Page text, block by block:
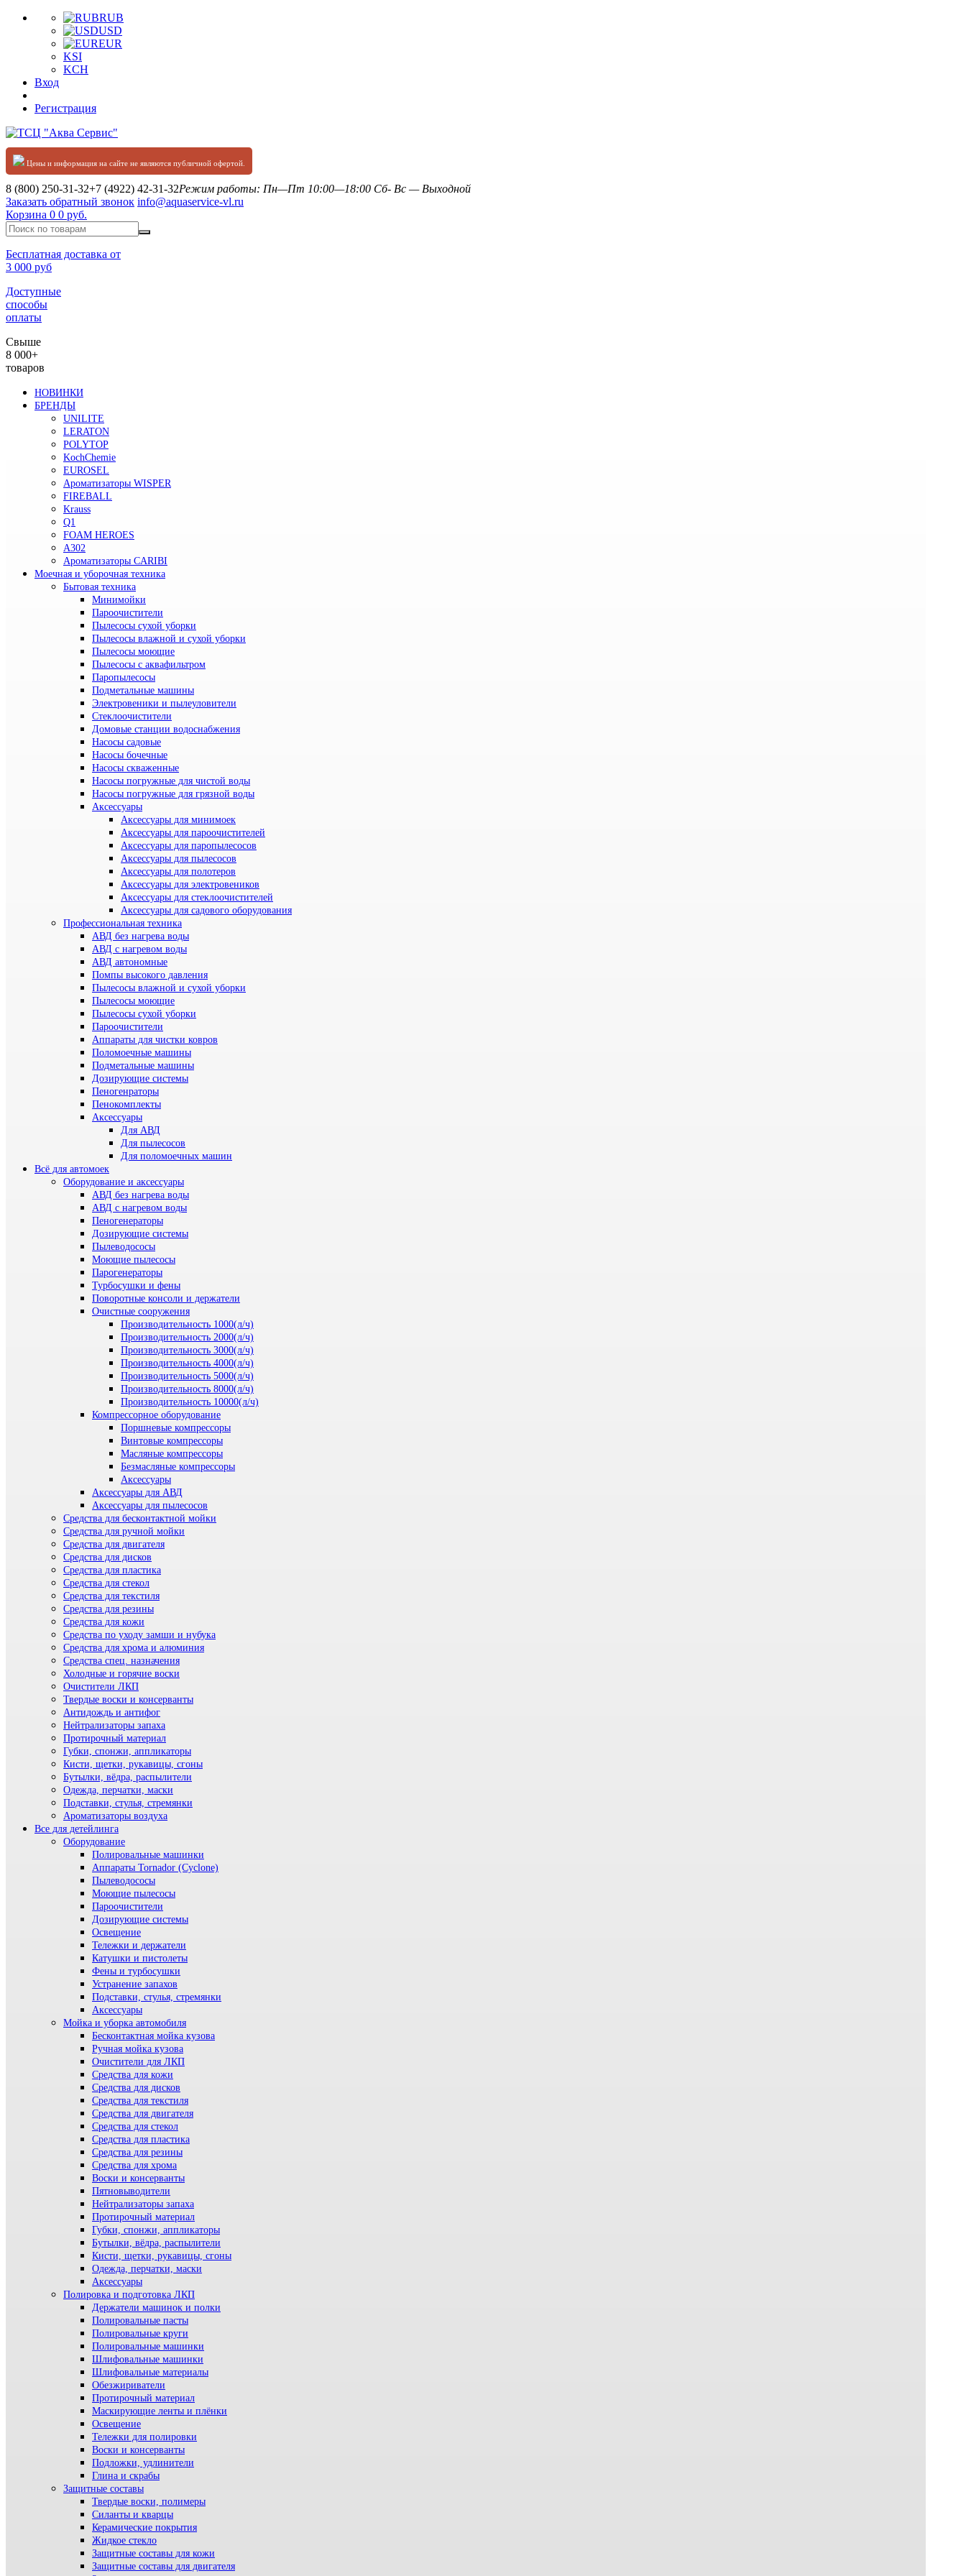
RUB
USD
EUR
KSI
KCH
Вход
Регистрация
Цены и информация на сайте не являются публичной офертой.
8 (800) 250-31-32+7 (4922) 42-31-32Режим работы: Пн—Пт 10:00—18:00 Сб- Вс — Выходной
Заказать обратный звонок info@aquaservice-vl.ru
Корзина 0 0 руб.
Бесплатная доставка от
3 000 руб
Доступные
способы
оплаты
Свыше
8 000+
товаров
НОВИНКИ
БРЕНДЫ
UNILITE
LERATON
POLYTOP
KochChemie
EUROSEL
Ароматизаторы WISPER
FIREBALL
Krauss
Q1
FOAM HEROES
A302
Ароматизаторы CARIBI
Моечная и уборочная техника
Бытовая техника
Минимойки
Пароочистители
Пылесосы сухой уборки
Пылесосы влажной и сухой уборки
Пылесосы моющие
Пылесосы с аквафильтром
Паропылесосы
Подметальные машины
Электровеники и пылеуловители
Стеклоочистители
Домовые станции водоснабжения
Насосы садовые
Насосы бочечные
Насосы скваженные
Насосы погружные для чистой воды
Насосы погружные для грязной воды
Аксессуары
Аксессуары для минимоек
Аксессуары для пароочистителей
Аксессуары для паропылесосов
Аксессуары для пылесосов
Аксессуары для полотеров
Аксессуары для электровеников
Аксессуары для стеклоочистителей
Аксессуары для садового оборудования
Профессиональная техника
АВД без нагрева воды
АВД с нагревом воды
АВД автономные
Помпы высокого давления
Пылесосы влажной и сухой уборки
Пылесосы моющие
Пылесосы сухой уборки
Пароочистители
Аппараты для чистки ковров
Поломоечные машины
Подметальные машины
Дозирующие системы
Пеногенраторы
Пенокомплекты
Аксессуары
Для АВД
Для пылесосов
Для поломоечных машин
Всё для автомоек
Оборудование и аксессуары
АВД без нагрева воды
АВД с нагревом воды
Пеногенераторы
Дозирующие системы
Пылеводососы
Моющие пылесосы
Парогенераторы
Турбосушки и фены
Поворотные консоли и держатели
Очистные сооружения
Производительность 1000(л/ч)
Производительность 2000(л/ч)
Производительность 3000(л/ч)
Производительность 4000(л/ч)
Производительность 5000(л/ч)
Производительность 8000(л/ч)
Производительность 10000(л/ч)
Компрессорное оборудование
Поршневые компрессоры
Винтовые компрессоры
Масляные компрессоры
Безмасляные компрессоры
Аксессуары
Аксессуары для АВД
Аксессуары для пылесосов
Средства для бесконтактной мойки
Средства для ручной мойки
Средства для двигателя
Средства для дисков
Средства для пластика
Средства для стекол
Средства для текстиля
Средства для резины
Средства для кожи
Средства по уходу замши и нубука
Средства для хрома и алюминия
Средства спец. назначения
Холодные и горячие воски
Очистители ЛКП
Твердые воски и консерванты
Антидождь и антифог
Нейтрализаторы запаха
Протирочный материал
Губки, спонжи, аппликаторы
Кисти, щетки, рукавицы, сгоны
Бутылки, вёдра, распылители
Одежда, перчатки, маски
Подставки, стулья, стремянки
Ароматизаторы воздуха
Все для детейлинга
Оборудование
Полировальные машинки
Аппараты Tornador (Cyclone)
Пылеводососы
Моющие пылесосы
Пароочистители
Дозирующие системы
Освещение
Тележки и держатели
Катушки и пистолеты
Фены и турбосушки
Устранение запахов
Подставки, стулья, стремянки
Аксессуары
Мойка и уборка автомобиля
Бесконтактная мойка кузова
Ручная мойка кузова
Очистители для ЛКП
Средства для кожи
Средства для дисков
Средства для текстиля
Средства для двигателя
Средства для стекол
Средства для пластика
Средства для резины
Средства для хрома
Воски и консерванты
Пятновыводители
Нейтрализаторы запаха
Протирочный материал
Губки, спонжи, аппликаторы
Бутылки, вёдра, распылители
Кисти, щетки, рукавицы, сгоны
Одежда, перчатки, маски
Аксессуары
Полировка и подготовка ЛКП
Держатели машинок и полки
Полировальные пасты
Полировальные круги
Полировальные машинки
Шлифовальные машинки
Шлифовальные материалы
Обезжириватели
Протирочный материал
Маскирующие ленты и плёнки
Освещение
Тележки для полировки
Воски и консерванты
Подложки, удлинители
Глина и скрабы
Защитные составы
Твердые воски, полимеры
Силанты и кварцы
Керамические покрытия
Жидкое стекло
Защитные составы для кожи
Защитные составы для двигателя